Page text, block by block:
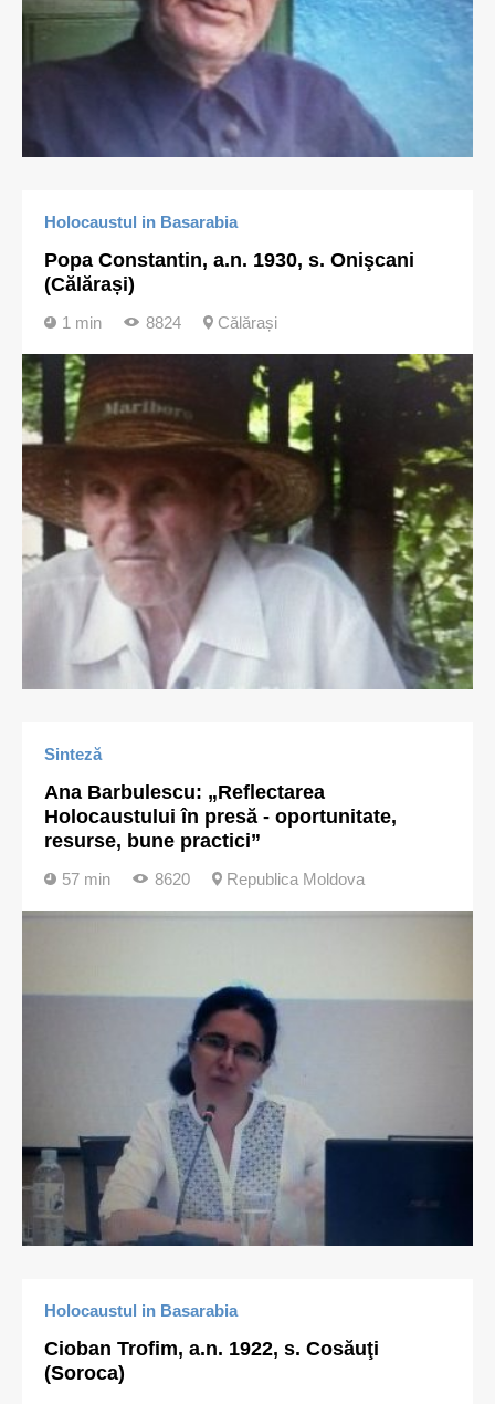
Holocaustul in Basarabia
Popa Constantin, a.n. 1930, s. Onişcani
(Călărași)
1 min 8824 Călărași
Sinteză
Ana Barbulescu: „Reflectarea
Holocaustului în presă - oportunitate,
resurse, bune practici”
57 min 8620 Republica Moldova
Holocaustul in Basarabia
Cioban Trofim, a.n. 1922, s. Cosăuţi
(Soroca)